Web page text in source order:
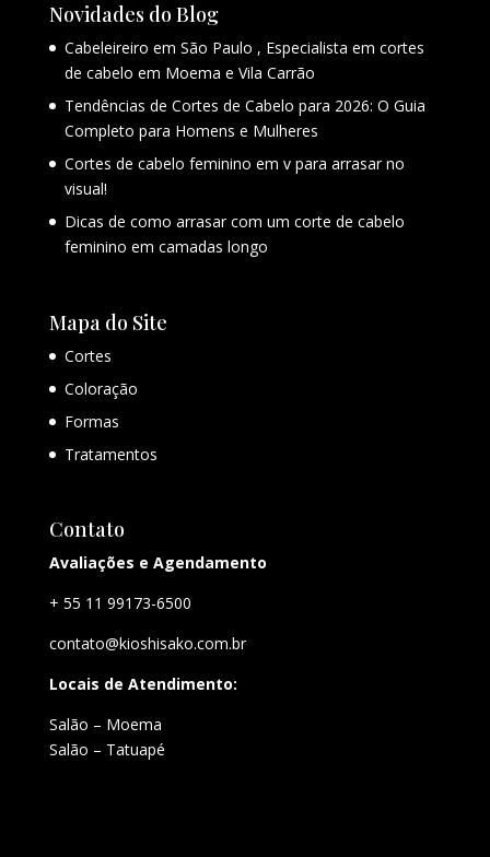
Novidades do Blog
Cabeleireiro em São Paulo , Especialista em cortes
de cabelo em Moema e Vila Carrão
Tendências de Cortes de Cabelo para 2026: O Guia
Completo para Homens e Mulheres
Cortes de cabelo feminino em v para arrasar no
visual!
Dicas de como arrasar com um corte de cabelo
feminino em camadas longo
Mapa do Site
Cortes
Coloração
Formas
Tratamentos
Contato
Avaliações e Agendamento
+ 55 11 99173-6500
contato@kioshisako.com.br
Locais de Atendimento:
Salão – Moema
Salão – Tatuapé